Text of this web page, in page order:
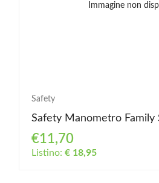
Immagine non
Safety
Safety Manometro Family
€11,70
Listino: € 18,95